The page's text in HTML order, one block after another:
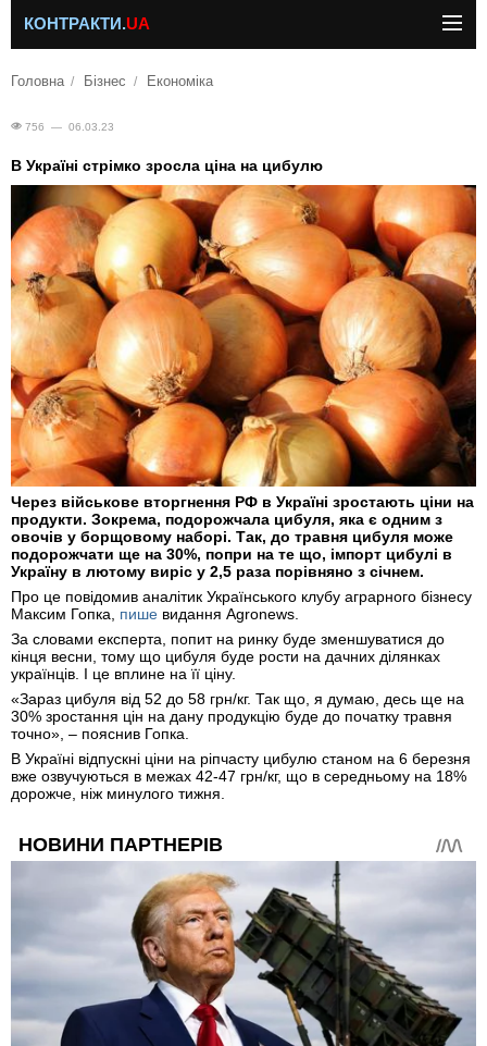
КОНТРАКТИ.UA
Головна Бізнес Економіка
756 — 06.03.23
В Україні стрімко зросла ціна на цибулю
Через військове вторгнення РФ в Україні зростають ціни на
продукти. Зокрема, подорожчала цибуля, яка є одним з
овочів у борщовому наборі. Так, до травня цибуля може
подорожчати ще на 30%, попри на те що, імпорт цибулі в
Україну в лютому виріс у 2,5 раза порівняно з січнем.
Про це повідомив аналітик Українського клубу аграрного бізнесу
Максим Гопка, пише видання Agronews.
За словами експерта, попит на ринку буде зменшуватися до
кінця весни, тому що цибуля буде рости на дачних ділянках
українців. І це вплине на її ціну.
«Зараз цибуля від 52 до 58 грн/кг. Так що, я думаю, десь ще на
30% зростання цін на дану продукцію буде до початку травня
точно», – пояснив Гопка.
В Україні відпускні ціни на ріпчасту цибулю станом на 6 березня
вже озвучуються в межах 42-47 грн/кг, що в середньому на 18%
дорожче, ніж минулого тижня.